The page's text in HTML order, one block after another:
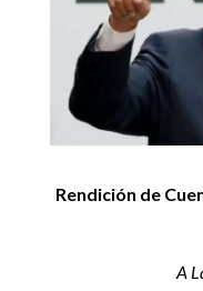
Inicio 5 Artículos
Rendición de Cuentas
Artículos de
Rendición de
A